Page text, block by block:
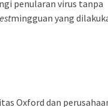
penularan virus tanpa
mingguan yang
Oxford dan